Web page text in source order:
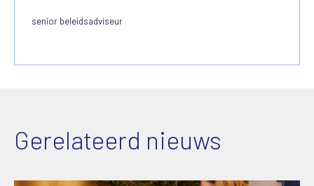
senior beleidsadviseur
Gerelateerd nieuws